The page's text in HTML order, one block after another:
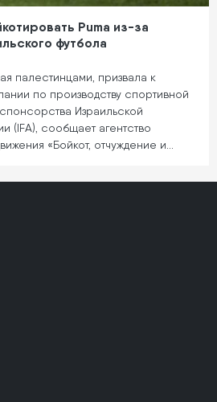
Puma из-за
футбола
палестинцами, призвала к
по производству спортивной
Израильской
(IFA), сообщает агентство
«Бойкот, отчуждение и…